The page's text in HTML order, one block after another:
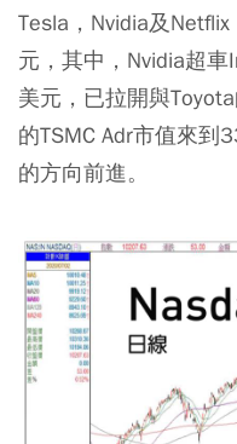
Tesla，Nvidia及
元，其中，Nvidia超
美元，已拉開與
的TSMC Adr市值來
的方向前進。